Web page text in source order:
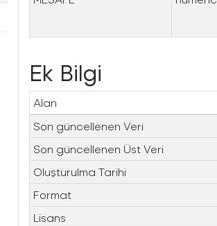
Ek Bilgi
Alan
Son güncellenen Veri
Son güncellenen Üst Veri
Oluşturulma Tarihi
Format
Lisans